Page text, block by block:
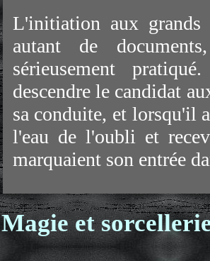
L'initiation aux grands
autant de
sérieusement
descendre le candidat
sa conduite, et lorsqu'il
l'eau de l'oubli et
marquaient son entrée
Magie et